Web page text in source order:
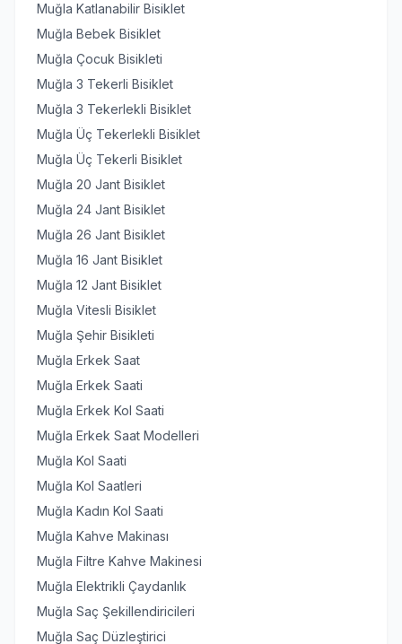
Muğla Katlanabilir Bisiklet
Muğla Bebek Bisiklet
Muğla Çocuk Bisikleti
Muğla 3 Tekerli Bisiklet
Muğla 3 Tekerlekli Bisiklet
Muğla Üç Tekerlekli Bisiklet
Muğla Üç Tekerli Bisiklet
Muğla 20 Jant Bisiklet
Muğla 24 Jant Bisiklet
Muğla 26 Jant Bisiklet
Muğla 16 Jant Bisiklet
Muğla 12 Jant Bisiklet
Muğla Vitesli Bisiklet
Muğla Şehir Bisikleti
Muğla Erkek Saat
Muğla Erkek Saati
Muğla Erkek Kol Saati
Muğla Erkek Saat Modelleri
Muğla Kol Saati
Muğla Kol Saatleri
Muğla Kadın Kol Saati
Muğla Kahve Makinası
Muğla Filtre Kahve Makinesi
Muğla Elektrikli Çaydanlık
Muğla Saç Şekillendiricileri
Muğla Saç Düzleştirici